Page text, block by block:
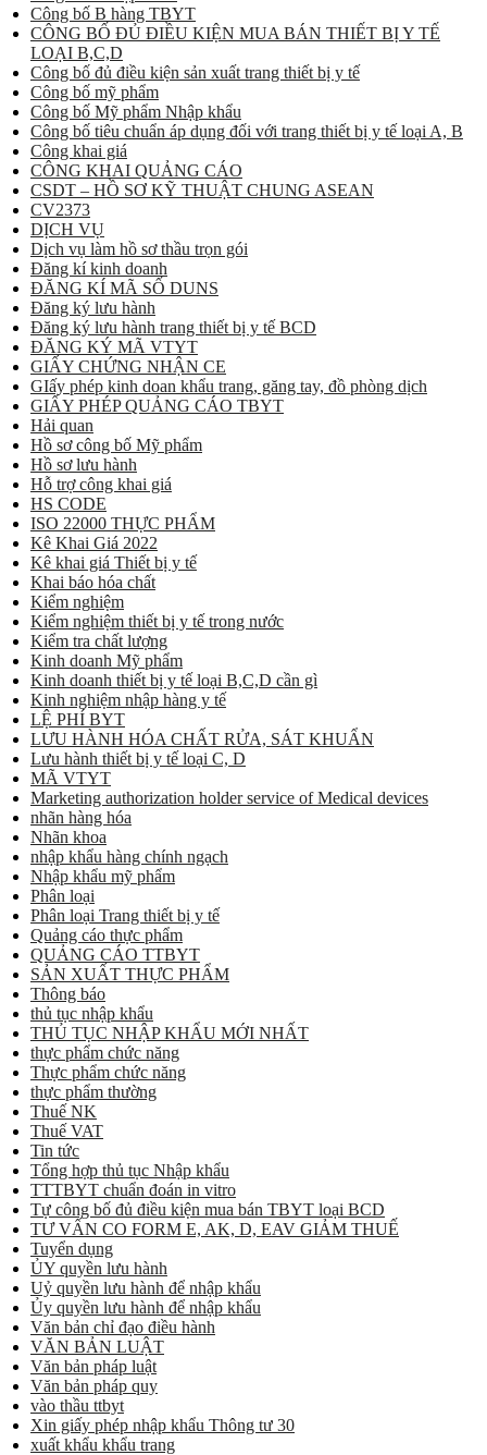
Công bố B hàng TBYT
CÔNG BỐ ĐỦ ĐIỀU KIỆN MUA BÁN THIẾT BỊ Y TẾ
LOẠI B,C,D
Công bố đủ điều kiện sản xuất trang thiết bị y tế
Công bố mỹ phẩm
Công bố Mỹ phẩm Nhập khẩu
Công bố tiêu chuẩn áp dụng đối với trang thiết bị y tế loại A, B
Công khai giá
CÔNG KHAI QUẢNG CÁO
CSDT – HỒ SƠ KỸ THUẬT CHUNG ASEAN
CV2373
DỊCH VỤ
Dịch vụ làm hồ sơ thầu trọn gói
Đăng kí kinh doanh
ĐĂNG KÍ MÃ SỐ DUNS
Đăng ký lưu hành
Đăng ký lưu hành trang thiết bị y tế BCD
ĐĂNG KÝ MÃ VTYT
GIẤY CHỨNG NHẬN CE
GIấy phép kinh doan khẩu trang, găng tay, đồ phòng dịch
GIẤY PHÉP QUẢNG CÁO TBYT
Hải quan
Hồ sơ công bố Mỹ phẩm
Hồ sơ lưu hành
Hỗ trợ công khai giá
HS CODE
ISO 22000 THỰC PHẨM
Kê Khai Giá 2022
Kê khai giá Thiết bị y tế
Khai báo hóa chất
Kiểm nghiệm
Kiểm nghiệm thiết bị y tế trong nước
Kiểm tra chất lượng
Kinh doanh Mỹ phẩm
Kinh doanh thiết bị y tế loại B,C,D cần gì
Kinh nghiệm nhập hàng y tế
LỆ PHÍ BYT
LƯU HÀNH HÓA CHẤT RỬA, SÁT KHUẨN
Lưu hành thiết bị y tế loại C, D
MÃ VTYT
Marketing authorization holder service of Medical devices
nhãn hàng hóa
Nhãn khoa
nhập khẩu hàng chính ngạch
Nhập khẩu mỹ phẩm
Phân loại
Phân loại Trang thiết bị y tế
Quảng cáo thực phẩm
QUẢNG CÁO TTBYT
SẢN XUẤT THỰC PHẨM
Thông báo
thủ tục nhập khẩu
THỦ TỤC NHẬP KHẨU MỚI NHẤT
thực phẩm chức năng
Thực phẩm chức năng
thực phẩm thường
Thuế NK
Thuế VAT
Tin tức
Tổng hợp thủ tục Nhập khẩu
TTTBYT chuẩn đoán in vitro
Tự công bố đủ điều kiện mua bán TBYT loại BCD
TƯ VẤN CO FORM E, AK, D, EAV GIẢM THUẾ
Tuyển dụng
ỦY quyền lưu hành
Uỷ quyền lưu hành để nhập khẩu
Ủy quyền lưu hành để nhập khẩu
Văn bản chỉ đạo điều hành
VĂN BẢN LUẬT
Văn bản pháp luật
Văn bản pháp quy
vào thầu ttbyt
Xin giấy phép nhập khẩu Thông tư 30
xuất khẩu khẩu trang